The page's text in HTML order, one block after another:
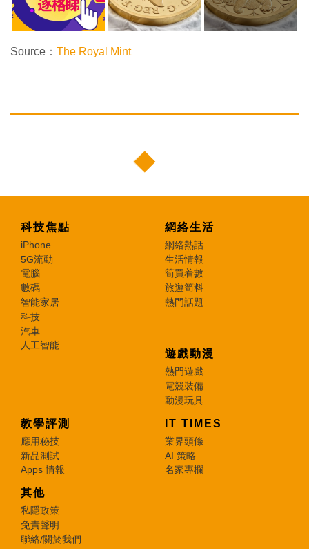
Source： The Royal Mint
科技焦點
iPhone
5G流動
電腦
數碼
智能家居
科技
汽車
人工智能
網絡生活
網絡熱話
生活情報
筍買着數
旅遊筍料
熱門話題
遊戲動漫
熱門遊戲
電競裝備
動漫玩具
教學評測
應用秘技
新品測試
Apps 情報
IT TIMES
業界頭條
AI 策略
名家專欄
其他
私隱政策
免責聲明
聯絡/關於我們